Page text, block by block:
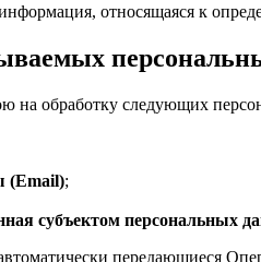
относящаяся к
на обработку следующих
(Email);
субъектом персональных
передающиеся